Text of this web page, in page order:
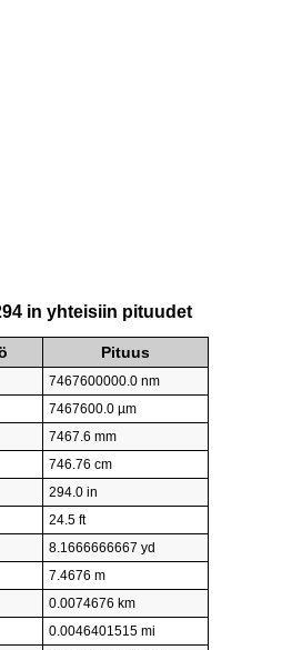
in yhteisiin pituudet
Pituus
7467600000.0 nm
7467600.0 µm
7467.6 mm
746.76 cm
294.0 in
24.5 ft
8.1666666667 yd
7.4676 m
0.0074676 km
0.0046401515 mi